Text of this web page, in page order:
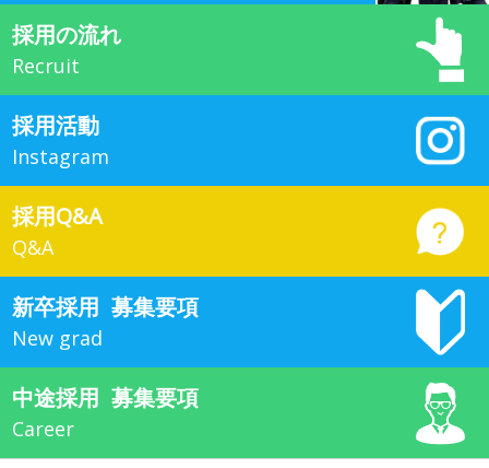
採用の流れ
Recruit
採用活動
Instagram
採用Q&A
Q&A
新卒採用 募集要項
New grad
中途採用 募集要項
Career